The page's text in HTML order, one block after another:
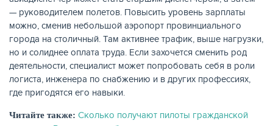
— руководителем полетов. Повысить уровень зарплаты
можно, сменив небольшой аэропорт провинциального
города на столичный. Там активнее трафик, выше нагрузки,
но и солиднее оплата труда. Если захочется сменить род
деятельности, специалист может попробовать себя в роли
логиста, инженера по снабжению и в других профессиях,
где пригодятся его навыки.
Читайте также: Сколько получают пилоты гражданской